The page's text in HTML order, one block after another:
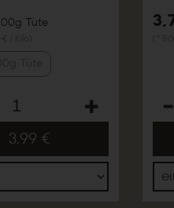
Tüte
Tüte
3,99 €